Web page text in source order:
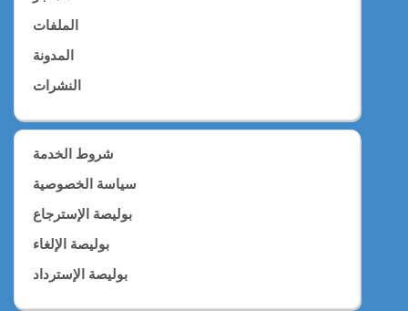
الملفات
المدونة
النشرات
شروط الخدمة
سياسة الخصوصية
بوليصة الإسترجاع
بوليصة الإلغاء
بوليصة الإسترداد